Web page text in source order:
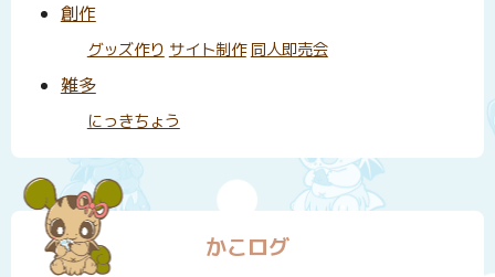
創作
グッズ作り サイト制作 同人即売会
雑多
にっきちょう
かこログ